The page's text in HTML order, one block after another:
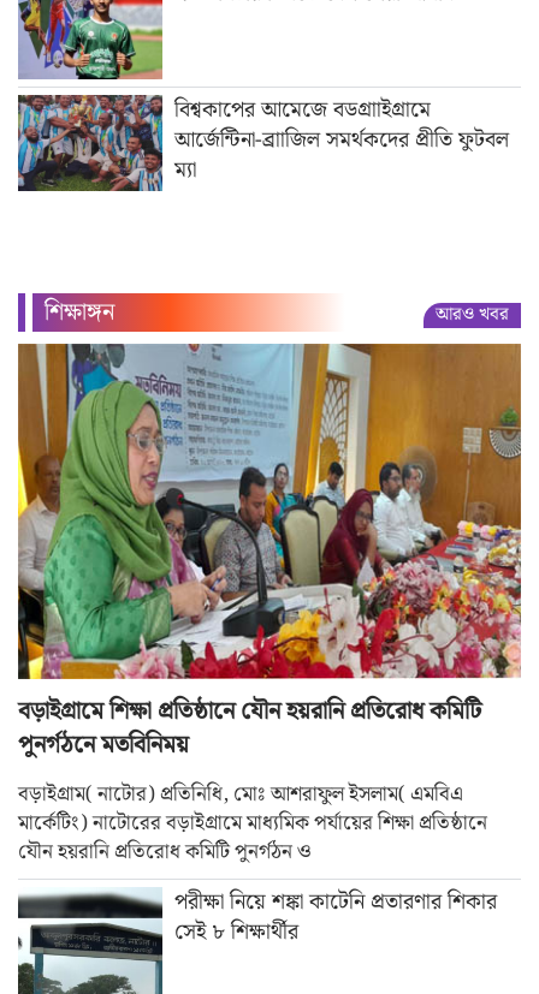
বিশ্বকাপের আমেজে বডগ্রাাইগ্রামে
আর্জেন্টিনা-ব্রাাজিল সমর্থকদের প্রীতি ফুটবল
ম্যা
শিক্ষাঙ্গন আরও খবর
বড়াইগ্রামে শিক্ষা প্রতিষ্ঠানে যৌন হয়রানি প্রতিরোধ কমিটি
পুনর্গঠনে মতবিনিময়
বড়াইগ্রাম( নাটোর) প্রতিনিধি, মোঃ আশরাফুল ইসলাম( এমবিএ
মার্কেটিং) নাটোরের বড়াইগ্রামে মাধ্যমিক পর্যায়ের শিক্ষা প্রতিষ্ঠানে
যৌন হয়রানি প্রতিরোধ কমিটি পুনর্গঠন ও
পরীক্ষা নিয়ে শঙ্কা কাটেনি প্রতারণার শিকার
সেই ৮ শিক্ষার্থীর